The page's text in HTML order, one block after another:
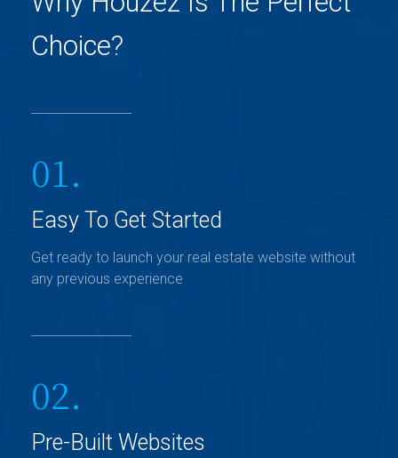
Choice?
01.
Easy To Get Started
Get ready to launch your real estate website without
any previous experience
02.
Pre-Built Websites